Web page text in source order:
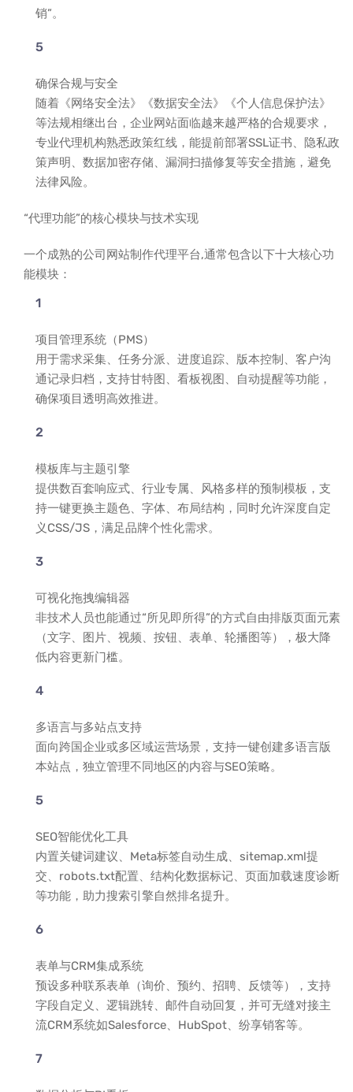
销”。
确保合规与安全
随着《网络安全法》《数据安全法》《个人信息保护法》
等法规相继出台，企业网站面临越来越严格的合规要求，
专业代理机构熟悉政策红线，能提前部署SSL证书、隐私政
策声明、数据加密存储、漏洞扫描修复等安全措施，避免
法律风险。
“代理功能”的核心模块与技术实现
一个成熟的公司网站制作代理平台,通常包含以下十大核心功
能模块：
项目管理系统（PMS）
用于需求采集、任务分派、进度追踪、版本控制、客户沟
通记录归档，支持甘特图、看板视图、自动提醒等功能，
确保项目透明高效推进。
模板库与主题引擎
提供数百套响应式、行业专属、风格多样的预制模板，支
持一键更换主题色、字体、布局结构，同时允许深度自定
义CSS/JS，满足品牌个性化需求。
可视化拖拽编辑器
非技术人员也能通过“所见即所得”的方式自由排版页面元素
（文字、图片、视频、按钮、表单、轮播图等），极大降
低内容更新门槛。
多语言与多站点支持
面向跨国企业或多区域运营场景，支持一键创建多语言版
本站点，独立管理不同地区的内容与SEO策略。
SEO智能优化工具
内置关键词建议、Meta标签自动生成、sitemap.xml提
交、robots.txt配置、结构化数据标记、页面加载速度诊断
等功能，助力搜索引擎自然排名提升。
表单与CRM集成系统
预设多种联系表单（询价、预约、招聘、反馈等），支持
字段自定义、逻辑跳转、邮件自动回复，并可无缝对接主
流CRM系统如Salesforce、HubSpot、纷享销客等。